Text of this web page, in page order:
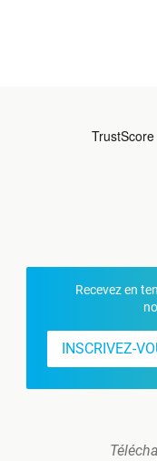
Recevez en
INSCRIVEZ-